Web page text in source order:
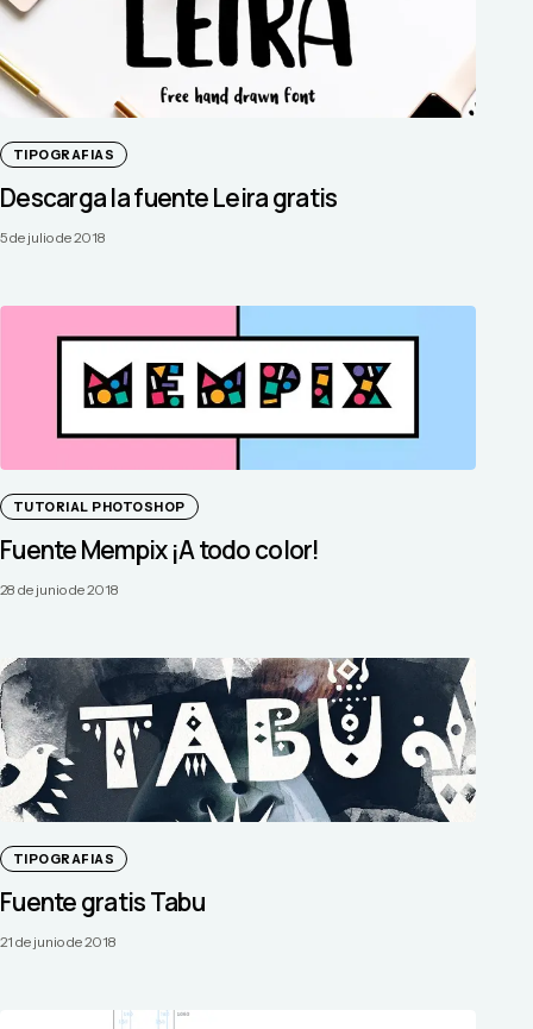
TIPOGRAFIAS
Descarga la fuente Leira gratis
5 de julio de 2018
TUTORIAL PHOTOSHOP
Fuente Mempix ¡A todo color!
28 de junio de 2018
TIPOGRAFIAS
Fuente gratis Tabu
21 de junio de 2018